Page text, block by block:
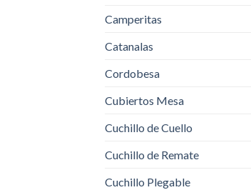
Camperitas
Catanalas
Cordobesa
Cubiertos Mesa
Cuchillo de Cuello
Cuchillo de Remate
Cuchillo Plegable